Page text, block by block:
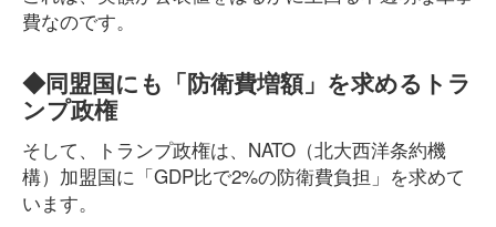
費なのです。
◆同盟国にも「防衛費増額」を求めるトラ
ンプ政権
そして、トランプ政権は、NATO（北大西洋条約機
構）加盟国に「GDP比で2%の防衛費負担」を求めて
います。